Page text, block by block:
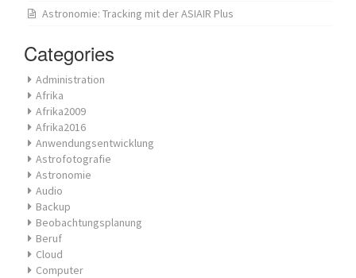
Astronomie: Tracking mit der ASIAIR Plus
Categories
Administration
Afrika
Afrika2009
Afrika2016
Anwendungsentwicklung
Astrofotografie
Astronomie
Audio
Backup
Beobachtungsplanung
Beruf
Cloud
Computer